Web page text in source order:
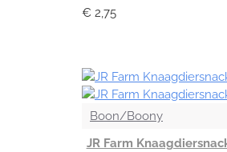
€ 2,75
Boon/Boony
JR Farm